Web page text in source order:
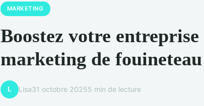
MARKETING
Boostez votre
marketing de fouineteau
L Lisa31 octobre 20255 min de lecture